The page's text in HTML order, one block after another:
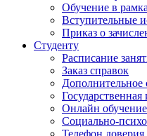
Обучение в
Вступительные
Приказ о
Студенту
Расписание
Заказ справок
Дополнительное
Государственная
Онлайн обучение
Социально-